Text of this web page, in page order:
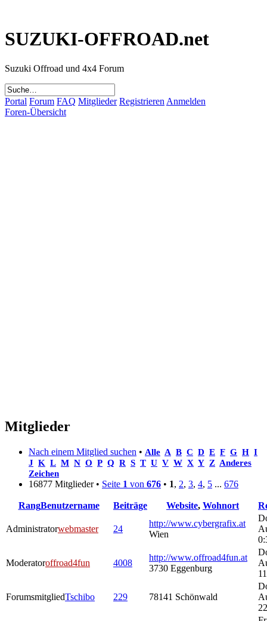
SUZUKI-OFFROAD.net
Suzuki Offroad und 4x4 Forum
Portal Forum FAQ Mitglieder Registrieren Anmelden
Foren-Übersicht
Mitglieder
Nach einem Mitglied suchen • Alle A B C D E F G H I
J K L M N O P Q R S T U V W X Y Z Anderes
Zeichen
16877 Mitglieder • Seite 1 von 676 • 1, 2, 3, 4, 5 ... 676
RangBenutzername Beiträge Website, Wohnort
Administratorwebmaster 24
http://www.cybergrafix.at
Wien
Moderatoroffroad4fun 4008
http://www.offroad4fun.at
3730 Eggenburg
ForumsmitgliedTschibo 229 78141 Schönwald